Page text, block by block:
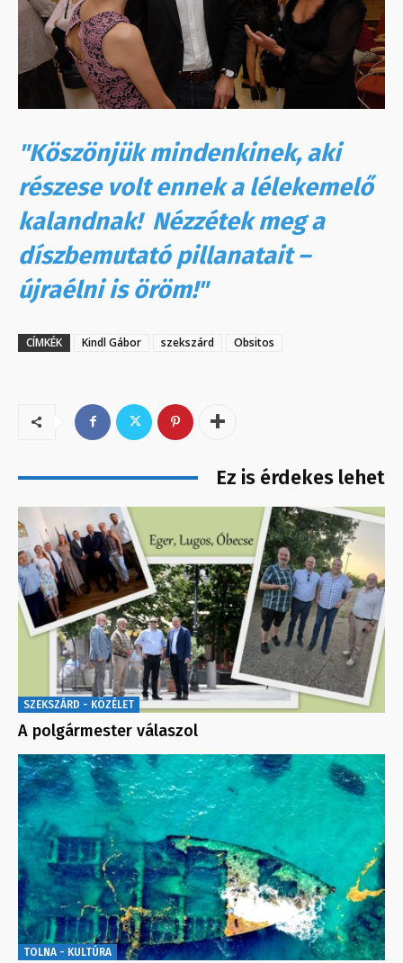
"Köszönjük mindenkinek, aki
részese volt ennek a lélekemelő
kalandnak! Nézzétek meg a
díszbemutató pillanatait –
újraélni is öröm!"
CÍMKÉK Kindl Gábor szekszárd Obsitos
Ez is érdekes lehet
SZEKSZÁRD - KÖZÉLET
A polgármester válaszol
TOLNA - KULTÚRA